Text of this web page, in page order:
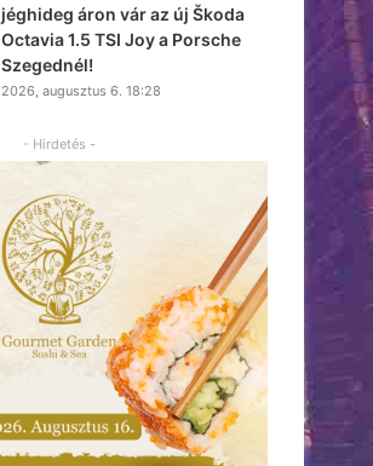
jéghideg áron vár az új Škoda
Octavia 1.5 TSI Joy a Porsche
Szegednél!
2026, augusztus 6. 18:28
- Hirdetés -